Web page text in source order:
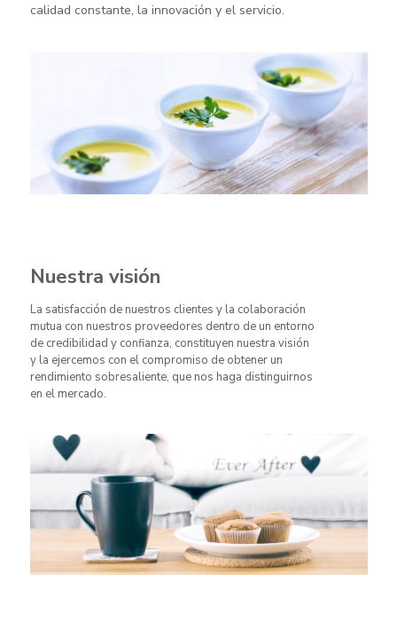
calidad constante, la innovación y el servicio.
Nuestra visión
La satisfacción de nuestros clientes y la colaboración
mutua con nuestros proveedores dentro de un entorno
de credibilidad y confianza, constituyen nuestra visión
y la ejercemos con el compromiso de obtener un
rendimiento sobresaliente, que nos haga distinguirnos
en el mercado.